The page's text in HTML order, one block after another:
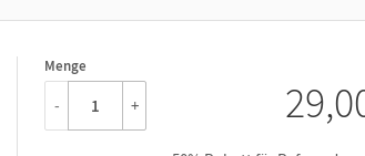
Menge
1
- +